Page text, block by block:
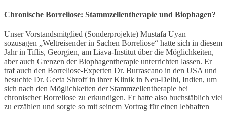
Chronische Borreliose: Stammzellentherapie und Biophagen?
Unser Vorstandsmitglied (Sonderprojekte) Mustafa Uyan –
sozusagen „Weltreisender in Sachen Borreliose“ hatte sich in diesem
Jahr in Tiflis, Georgien, am Liava-Institut über die Möglichkeiten,
aber auch Grenzen der Biophagentherapie unterrichten lassen. Er
traf auch den Borreliose-Experten Dr. Burrascano in den USA und
besuchte Dr. Geeta Shroff in ihrer Klinik in Neu-Delhi, Indien, um
sich nach den Möglichkeiten der Stammzellentherapie bei
chronischer Borreliose zu erkundigen. Er hatte also buchstäblich viel
zu erzählen und sorgte so mit seinem Vortrag für einen lebhaften